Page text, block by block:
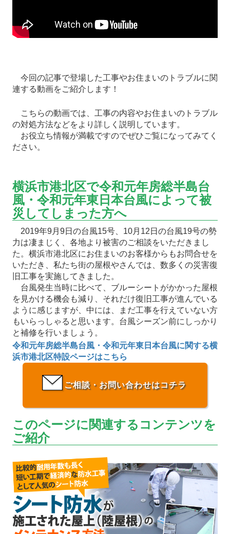
今回の記事で登場した工事やお住まいのトラブルに関
連する動画をご紹介します！
こちらの動画では、工事の内容やお住まいのトラブル
の対処方法などをより詳しく説明しています。
お役立ち情報が満載ですのでぜひご覧になってみてく
ださい。
横浜市港北区で令和元年房総半島台
風・令和元年東日本台風によって被
災してしまった方へ
2019年9月9日の台風15号、10月12日の台風19号の勢
力は凄まじく、各地より被害のご相談をいただきまし
た。横浜市港北区にお住まいのお客様からもお問合せを
いただき、私たち街の屋根やさんでは、数多くの災害復
旧工事を実施してきました。
台風発生当時に比べて、ブルーシートがかかった屋根
を見かける機会も減り、それだけ復旧工事が進んでいる
ように感じますが、中には、まだ工事を行えていない方
もいらっしゃると思います。台風シーズン前にしっかり
と補修を行いましょう。
令和元年房総半島台風・令和元年東日本台風に関する横
浜市港北区特設ページはこちら
ご相談・お問い合わせはコチラ
このページに関連するコンテンツを
ご紹介